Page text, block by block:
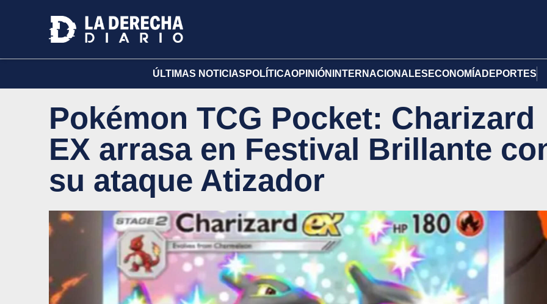
ÚLTIMAS NOTICIAS POLÍTICAOPINIÓN INTERNACIONALES ECONOMÍA DEPORTES
Pokémon TCG Pocket: Charizard
EX arrasa en Festival Brillante
su ataque Atizador